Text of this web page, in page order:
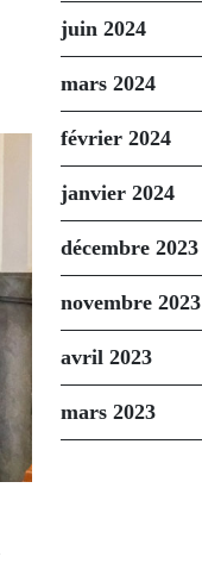
juin 2024
mars 2024
février 2024
janvier 2024
décembre 2023
novembre 2023
avril 2023
mars 2023